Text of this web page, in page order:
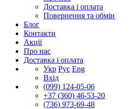
Доставка і оплата
Повернення та обмін
Блог
Контакти
Акції
Про нас
Доставка і оплата
Укр Рус Eng
Вхід
(099) 124-05-06
+37 (360) 46-53-20
(736) 973-69-48